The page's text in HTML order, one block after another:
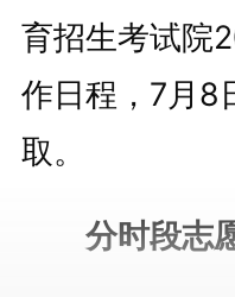
育招生考试院
作日程，7月8
取。
分时段志